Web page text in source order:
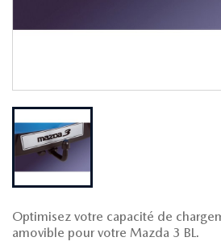
Optimisez votre capacité de
amovible pour votre Mazda 3 BL.